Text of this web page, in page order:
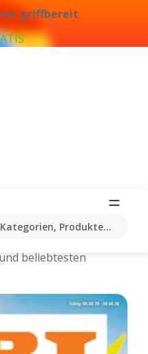
griffbereit
Produkten...
Rabatte,
beliebtesten